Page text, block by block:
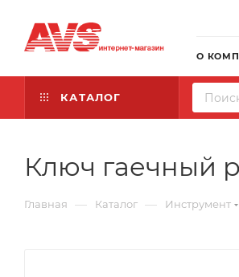
О
КАТАЛОГ
Ключ гаечный
Главная — Каталог — Инструмент